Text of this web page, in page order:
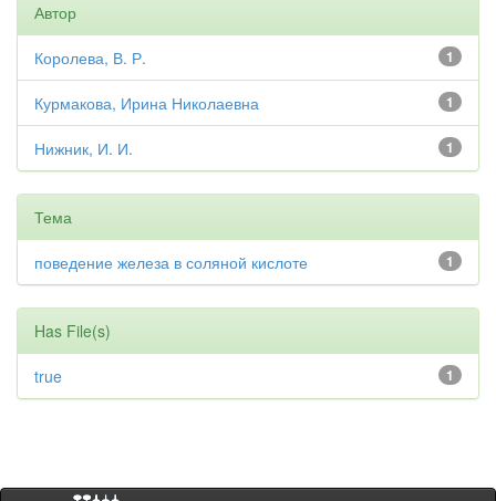
Автор
1
Королева, В. Р.
1
Курмакова, Ирина Николаевна
1
Нижник, И. И.
Тема
1
поведение железа в соляной кислоте
Has File(s)
1
true